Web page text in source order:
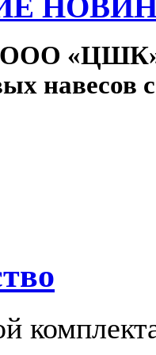
«ЦШК»
навесов